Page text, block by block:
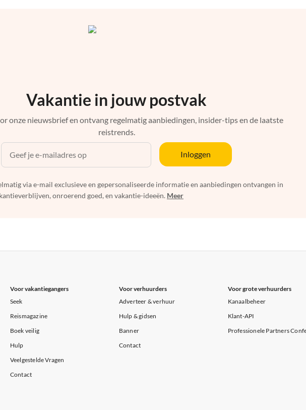
Vakantie in jouw postvak
onze nieuwsbrief en ontvang regelmatig aanbiedingen, insider-tips en de laatste
reistrends.
Inloggen
via e-mail exclusieve en gepersonaliseerde informatie en aanbiedingen ontvangen in
onroerend goed, en vakantie-ideeën. Meer
Voor vakantiegangers
Seek
Reismagazine
Boek veilig
Hulp
Veelgestelde Vragen
Contact
Voor verhuurders
Adverteer & verhuur
Hulp & gidsen
Banner
Contact
Voor grote verhuurders
Kanaalbeheer
Klant-API
Professionele Partners